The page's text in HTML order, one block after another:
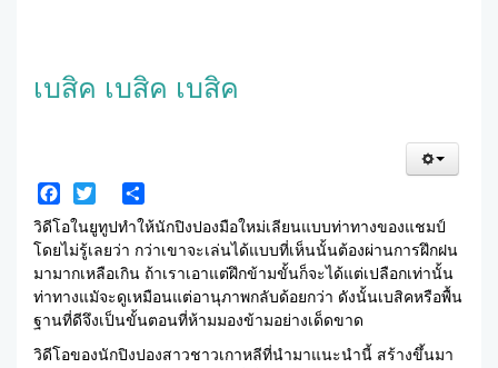
เบสิค เบสิค เบสิค
Facebook
Twitter Share
วิดีโอในยูทูปทำให้นักปิงปองมือใหม่เลียนแบบท่าทางของแชมป์
โดยไม่รู้เลยว่า กว่าเขาจะเล่นได้แบบที่เห็นนั้นต้องผ่านการฝึกฝน
มามากเหลือเกิน ถ้าเราเอาแต่ฝึกข้ามขั้นก็จะได้แต่เปลือกเท่านั้น
ท่าทางแมัจะดูเหมือนแต่อานุภาพกลับด้อยกว่า ดังนั้นเบสิคหรือพื้น
ฐานที่ดีจึงเป็นขั้นตอนที่ห้ามมองข้ามอย่างเด็ดขาด
วิดีโอของนักปิงปองสาวชาวเกาหลีที่นำมาแนะนำนี้ สร้างขึ้นมา